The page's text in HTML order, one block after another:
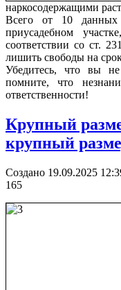
наркосодержащими
Всего от 10
приусадебном
соответствии со ст.
лишить свободы на
Убедитесь, что вы
помните, что
ответственности!
Крупный
крупный
Создано 19.09.2025
165